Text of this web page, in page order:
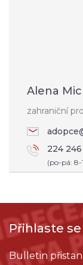
Alena
zahraniční
224
(po-pá: 8-
Přihlaste
Bulletin